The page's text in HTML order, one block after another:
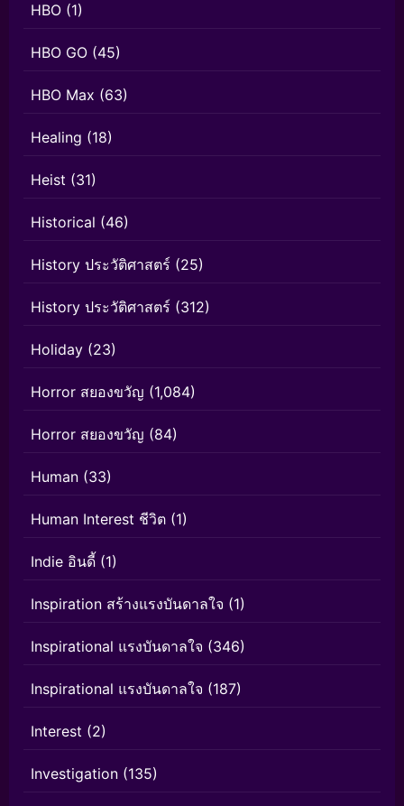
HBO (1)
HBO GO (45)
HBO Max (63)
Healing (18)
Heist (31)
Historical (46)
History ประวัติศาสตร์ (25)
History ประวัติศาสตร์ (312)
Holiday (23)
Horror สยองขวัญ (1,084)
Horror สยองขวัญ (84)
Human (33)
Human Interest ชีวิต (1)
Indie อินดี้ (1)
Inspiration สร้างแรงบันดาลใจ (1)
Inspirational แรงบันดาลใจ (346)
Inspirational แรงบันดาลใจ (187)
Interest (2)
Investigation (135)